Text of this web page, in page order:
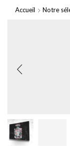
Accueil Notre